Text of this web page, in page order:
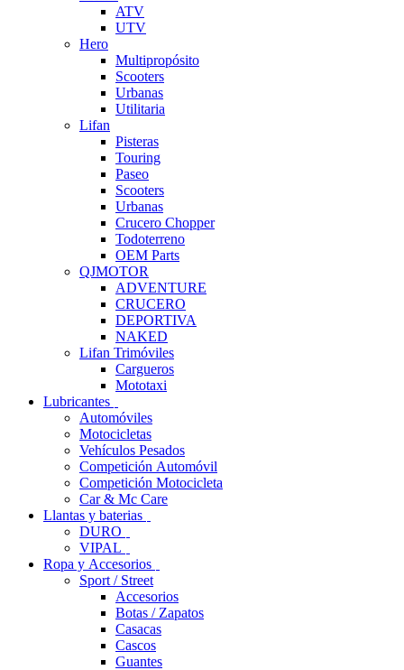
ATV
UTV
Hero
Multipropósito
Scooters
Urbanas
Utilitaria
Lifan
Pisteras
Touring
Paseo
Scooters
Urbanas
Crucero Chopper
Todoterreno
OEM Parts
QJMOTOR
ADVENTURE
CRUCERO
DEPORTIVA
NAKED
Lifan Trimóviles
Cargueros
Mototaxi
Lubricantes
Automóviles
Motocicletas
Vehículos Pesados
Competición Automóvil
Competición Motocicleta
Car & Mc Care
Llantas y baterias
DURO
VIPAL
Ropa y Accesorios
Sport / Street
Accesorios
Botas / Zapatos
Casacas
Cascos
Guantes